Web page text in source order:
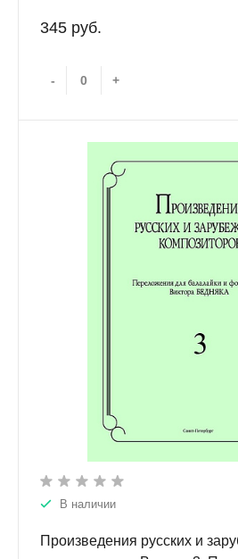
исполнительская редакция и
345 руб.
- +
В наличии
Произведения русских и